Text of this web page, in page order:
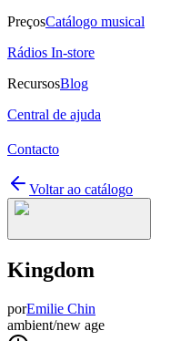
PreçosCatálogo musical
Rádios In-store
RecursosBlog
Central de ajuda
Contacto
Voltar ao catálogo
Kingdom
porEmilie Chin
ambient/new age